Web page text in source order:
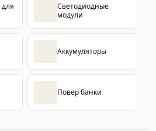
Светодиодные
модули
Аккумуляторы
Повер банки